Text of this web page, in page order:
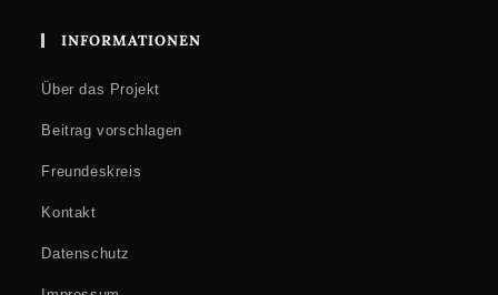
INFORMATIONEN
Über das Projekt
Beitrag vorschlagen
Freundeskreis
Kontakt
Datenschutz